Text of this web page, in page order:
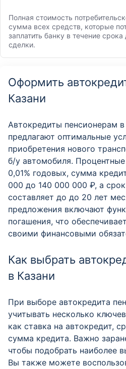
Полная стоимость
сумма всех средств, которые
заплатить банку в течение
сделки.
Оформить
Казани
Автокредиты пенсионерам
предлагают оптимальные
приобретения нового
б/у автомобиля.
0,01% годовых, сумма
000 до 140 000 000 ₽, а
составляет до до 20 лет
предложения включают
погашения, что
своими финансовыми
Как выбрать
в Казани
При выборе автокредита
учитывать несколько
как ставка на автокредит,
сумма кредита. Важно
чтобы подобрать наиболее
Вы также можете